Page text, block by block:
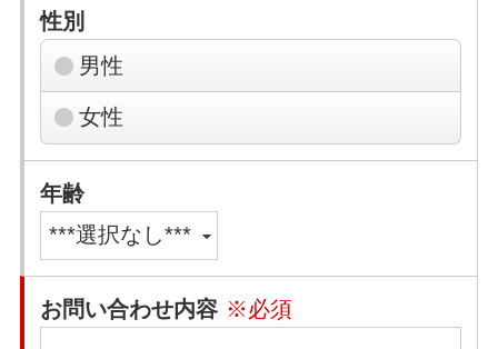
性別
男性
女性
年齢
お問い合わせ内容 ※必須